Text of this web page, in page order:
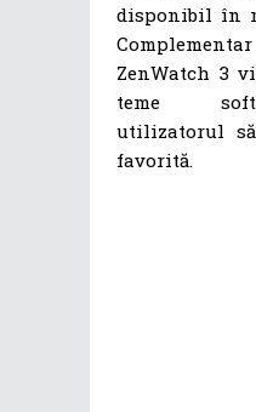
disponibil în
ZenWatch 3
teme
utilizatorul
favorită.